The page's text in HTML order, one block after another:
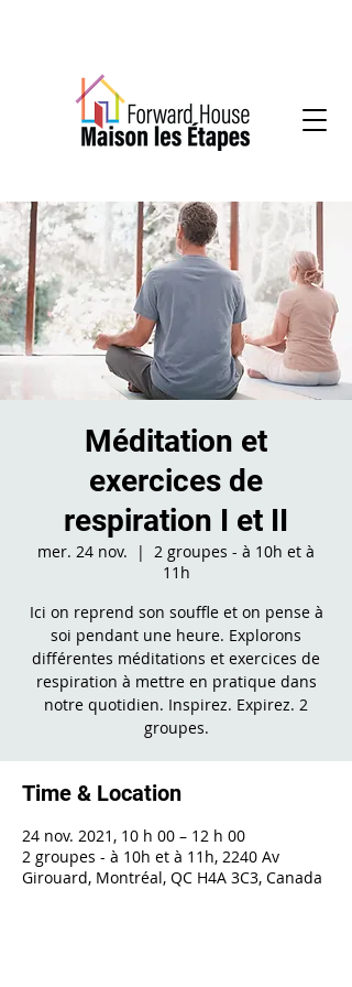
Méditation et
exercices de
respiration I et II
mer. 24 nov.
  |
2 groupes - à 10h et à
11h
Ici on reprend son souffle et on pense à
soi pendant une heure. Explorons
différentes méditations et exercices de
respiration à mettre en pratique dans
notre quotidien. Inspirez. Expirez. 2
groupes.
Time & Location
24 nov. 2021, 10 h 00 – 12 h 00
2 groupes - à 10h et à 11h, 2240 Av
Girouard, Montréal, QC H4A 3C3, Canada